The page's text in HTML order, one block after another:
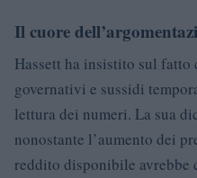
Il cuore
Hassett ha insistito sul
governativi e sussidi
lettura dei numeri. La sua
nonostante l’aumento dei
reddito disponibile avrebbe